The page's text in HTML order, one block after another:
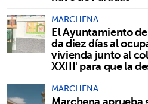
MARCHENA
El Ayuntamiento
da diez días al
vivienda junto al
XXIII' para que la
MARCHENA